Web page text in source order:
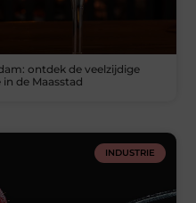
ontdek de veelzijdige
de Maasstad
INDUSTRIE